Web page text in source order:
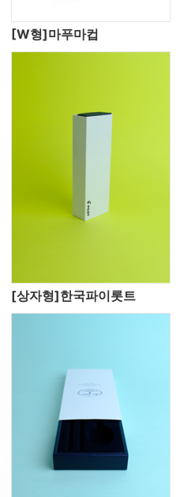
[W형]마푸마컵
[상자형]한국파이롯트